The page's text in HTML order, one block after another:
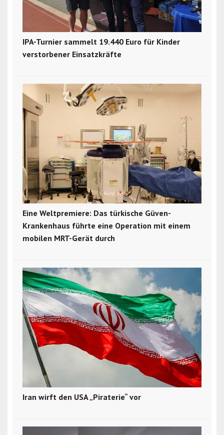
IPA-Turnier sammelt 19.440 Euro für Kinder
verstorbener Einsatzkräfte
Eine Weltpremiere: Das türkische Güven-
Krankenhaus führte eine Operation mit einem
mobilen MRT-Gerät durch
Iran wirft den USA „Piraterie“ vor